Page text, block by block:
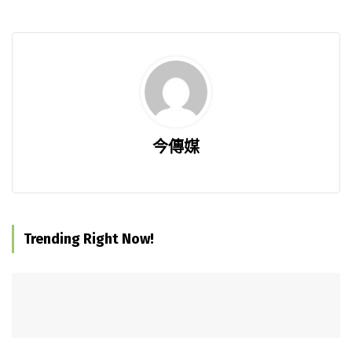
今傳媒
Trending Right Now!